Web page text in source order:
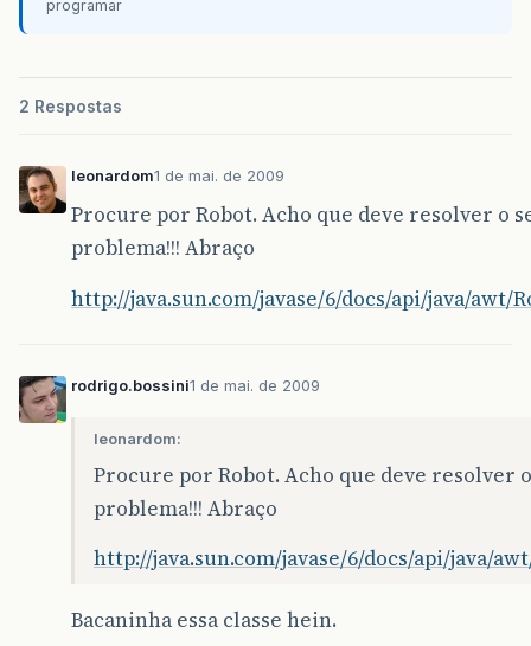
programar
2 Respostas
leonardom1 de mai. de 2009
Procure por Robot. Acho que deve resolver o
problema!!! Abraço
http://java.sun.com/javase/6/docs/api/java/awt/
rodrigo.bossini1 de mai. de 2009
leonardom:
Procure por Robot. Acho que deve resolver
problema!!! Abraço
http://java.sun.com/javase/6/docs/api/java/
Bacaninha essa classe hein.